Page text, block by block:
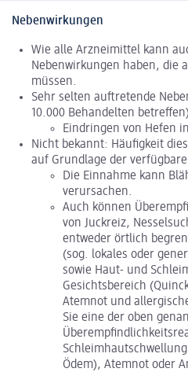
Nebenwirkungen
Wie alle Arzneimittel kann
Nebenwirkungen haben, die
müssen.
Sehr selten auftretende
10.000 Behandelten
Eindringen von Hefen
Nicht bekannt: Häufigkeit
auf Grundlage der
Die Einnahme kann
verursachen.
Auch können
von Juckreiz,
entweder örtlich
(sog. lokales oder
sowie Haut- und
Gesichtsbereich
Atemnot und
Sie eine der oben
Ödem), Atemnot oder